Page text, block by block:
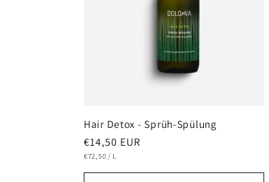
Hair Detox - Sprüh-Spülung
Normaler
Preis
€14,50 EUR
GRUNDPREIS
€72,50 / PRO
L